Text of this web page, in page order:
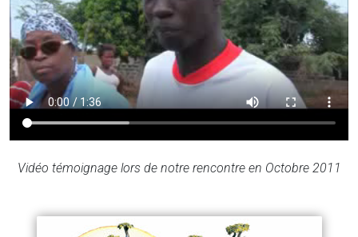
Vidéo témoignage lors de notre rencontre en Octobre 2011